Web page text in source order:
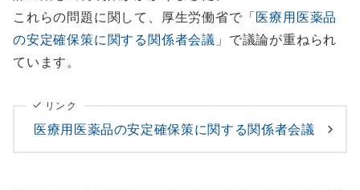
これらの問題に関して、厚生労働省で「医療用医薬品
の安定確保策に関する関係者会議 」で議論が重ねられ
ています。
リンク
医療用医薬品の安定確保策に関する関係者会議